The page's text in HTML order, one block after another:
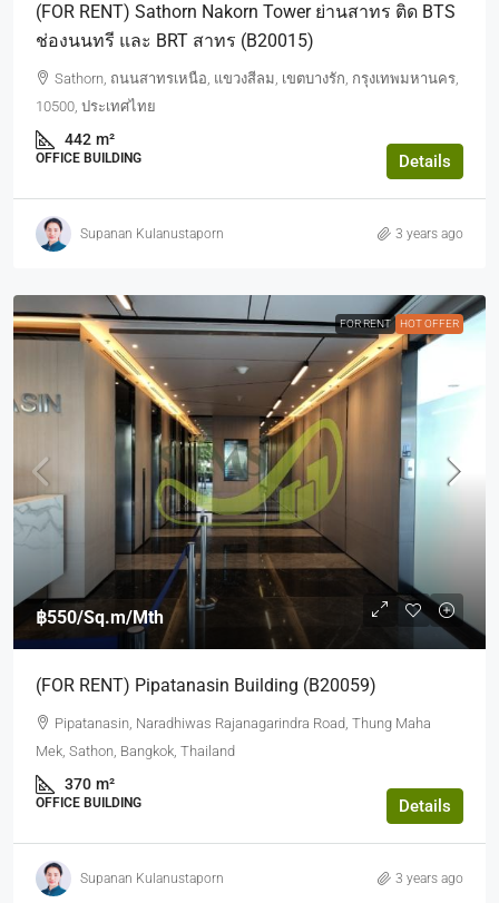
(FOR RENT) Sathorn Nakorn Tower ย่านสาทร ติด BTS
ช่องนนทรี และ BRT สาทร (B20015)
Sathorn, ถนนสาทรเหนือ, แขวงสีลม, เขตบางรัก, กรุงเทพมหานคร,
10500, ประเทศไทย
442 m²
OFFICE BUILDING Details
Supanan Kulanustaporn 3 years ago
FOR RENT HOT OFFER
฿550/Sq.m/Mth
(FOR RENT) Pipatanasin Building (B20059)
Pipatanasin, Naradhiwas Rajanagarindra Road, Thung Maha
Mek, Sathon, Bangkok, Thailand
370 m²
OFFICE BUILDING Details
Supanan Kulanustaporn 3 years ago